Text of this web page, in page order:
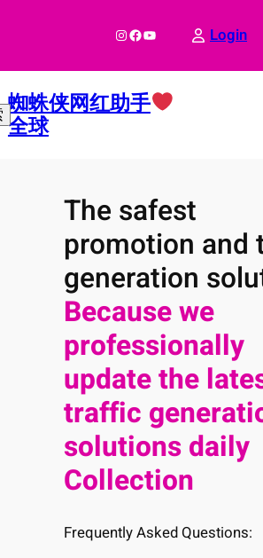
InstagramFacebook YouTube Login
蜘蛛侠网红助手
全球
The safest
promotion and
generation
Because we
professionally
update the
traffic
solutions daily
Collection
Frequently Asked Questions: